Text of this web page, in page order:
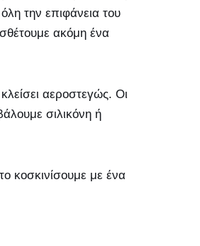
την επιφάνεια του
ακόμη ένα
αεροστεγώς. Οι
σιλικόνη ή
κοσκινίσουμε με ένα